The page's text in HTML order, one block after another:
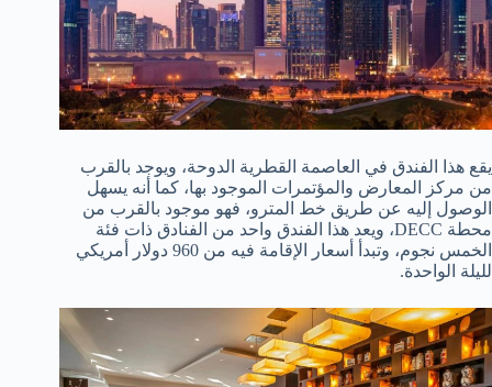
يقع هذا الفندق في العاصمة القطرية الدوحة، ويوجد بالقرب
من مركز المعارض والمؤتمرات الموجود بها، كما أنه يسهل
الوصول إليه عن طريق خط المترو، فهو موجود بالقرب من
محطة DECC، ويعد هذا الفندق واحد من الفنادق ذات فئة
الخمس نجوم، وتبدأ أسعار الإقامة فيه من 960 دولار أمريكي
لليلة الواحدة.